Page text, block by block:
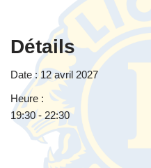
Détails
Date : 12 avril 2027
Heure :
19:30 - 22:30